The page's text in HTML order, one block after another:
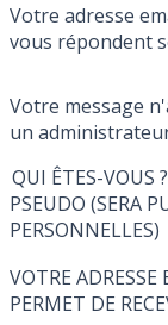
Votre adresse
vous répondent
Votre message
un
QUI ÊTES-VOUS ?
PSEUDO (SERA
PERSONNELLES)
VOTRE
PERMET DE